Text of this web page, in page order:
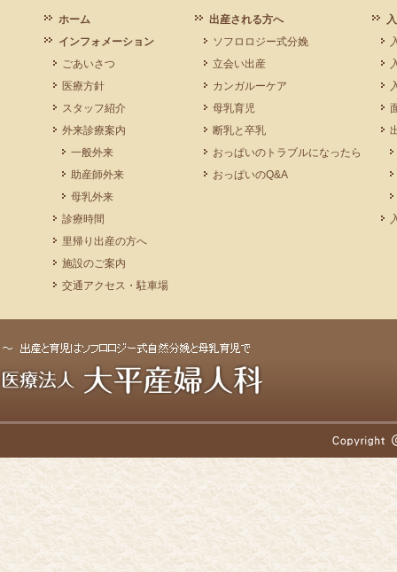
ホーム
インフォメーション
ごあいさつ
医療方針
スタッフ紹介
外来診療案内
一般外来
助産師外来
母乳外来
診療時間
里帰り出産の方へ
施設のご案内
交通アクセス・駐車場
出産される方へ
ソフロロジー式分娩
立会い出産
カンガルーケア
母乳育児
断乳と卒乳
おっぱいのトラブルになったら
おっぱいのQ&A